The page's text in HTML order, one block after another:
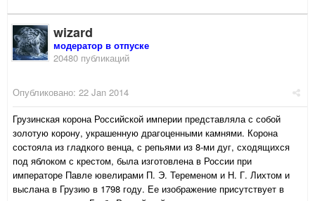
wizard
модератор в отпуске
20480 публикаций
Опубликовано: 22 Jan 2014
Грузинская корона Российской империи представляла с собой
золотую корону, украшенную драгоценными камнями. Корона
состояла из гладкого венца, с репьями из 8-ми дуг, сходящихся
под яблоком с крестом, была изготовлена в России при
императоре Павле ювелирами П. Э. Теременом и Н. Г. Лихтом и
выслана в Грузию в 1798 году. Ее изображение присутствует в